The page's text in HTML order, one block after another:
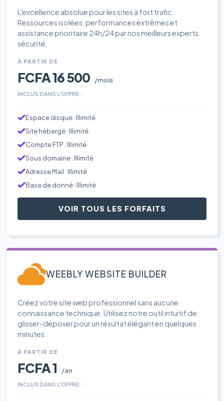
L'excellence absolue pour les sites à fort trafic.
Ressources isolées, performances extrêmes et
assistance prioritaire 24h/24 par nos meilleurs experts
sécurité.
À PARTIR DE
FCFA 16 500 /mois
INCLUS DANS L'OFFRE :
Espace disque : Illimité
Site hébergé : Illimité
Compte FTP : Illimité
Sous domaine : Illimité
Adresse Mail : Illimité
Base de donné : Illimité
VOIR TOUS LES FORFAITS
WEEBLY WEBSITE BUILDER
Créez votre site web professionnel sans aucune
connaissance technique. Utilisez notre outil intuitif de
glisser-déposer pour un résultat élégant en quelques
minutes.
À PARTIR DE
FCFA 1 /an
INCLUS DANS L'OFFRE :